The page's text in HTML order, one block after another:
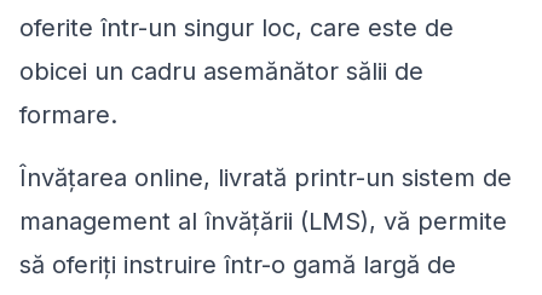
oferite într-un singur loc, care este de
obicei un cadru asemănător sălii de
formare.
Învățarea online, livrată printr-un sistem de
management al învățării (LMS), vă permite
să oferiți instruire într-o gamă largă de